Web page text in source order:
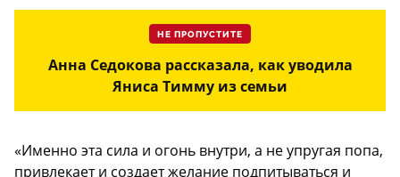
НЕ ПРОПУСТИТЕ
Анна Седокова рассказала, как уводила
Яниса Тимму из семьи
«Именно эта сила и огонь внутри, а не упругая попа,
привлекает и создает желание подпитываться и